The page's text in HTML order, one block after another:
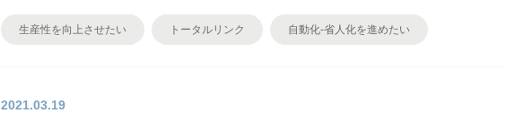
生産性を向上させたい トータルリンク 自動化-省人化を進めたい
2021.03.19